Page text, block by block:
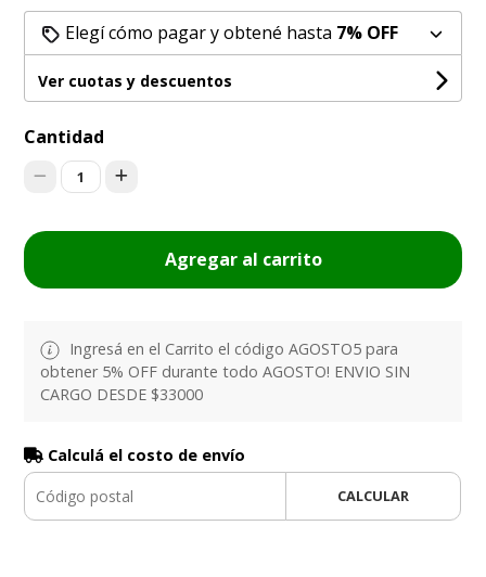
Elegí cómo pagar y obtené hasta 7% OFF
Ver cuotas y descuentos
Cantidad
1
Agregar al carrito
Ingresá en el Carrito el código AGOSTO5 para
obtener 5% OFF durante todo AGOSTO! ENVIO SIN
CARGO DESDE $33000
Calculá el costo de envío
CALCULAR